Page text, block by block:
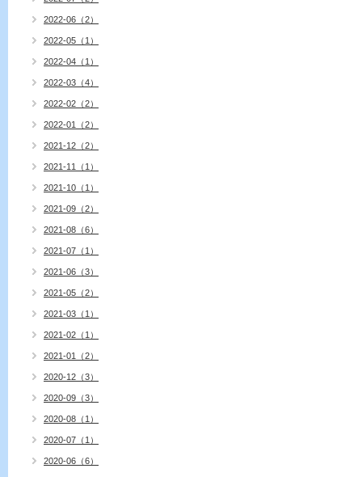
2022-06（2）
2022-05（1）
2022-04（1）
2022-03（4）
2022-02（2）
2022-01（2）
2021-12（2）
2021-11（1）
2021-10（1）
2021-09（2）
2021-08（6）
2021-07（1）
2021-06（3）
2021-05（2）
2021-03（1）
2021-02（1）
2021-01（2）
2020-12（3）
2020-09（3）
2020-08（1）
2020-07（1）
2020-06（6）